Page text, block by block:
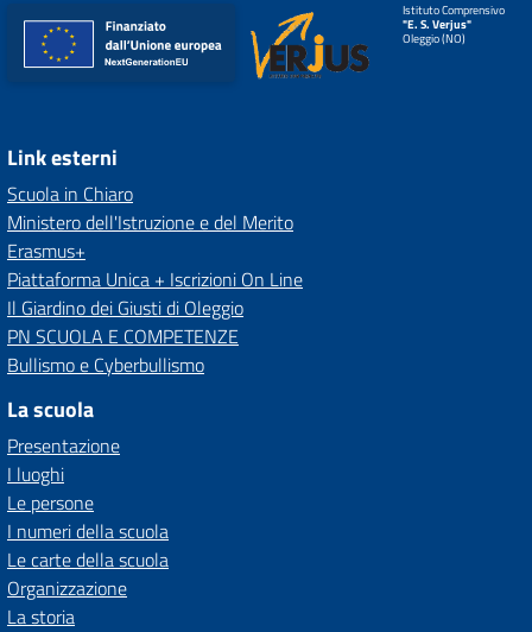
Istituto Comprensivo
"E. S. Verjus"
Oleggio (NO)
Link esterni
Scuola in Chiaro
Ministero dell'Istruzione e del Merito
Erasmus+
Piattaforma Unica + Iscrizioni On Line
Il Giardino dei Giusti di Oleggio
PN SCUOLA E COMPETENZE
Bullismo e Cyberbullismo
La scuola
Presentazione
I luoghi
Le persone
I numeri della scuola
Le carte della scuola
Organizzazione
La storia